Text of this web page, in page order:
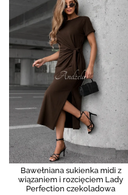
Bawełniana sukienka midi z
wiązaniem i rozcięciem Lady
Perfection czekoladowa